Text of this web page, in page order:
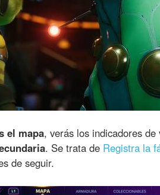
el mapa, verás los indicadores de
. Se trata de Registra la
de seguir.